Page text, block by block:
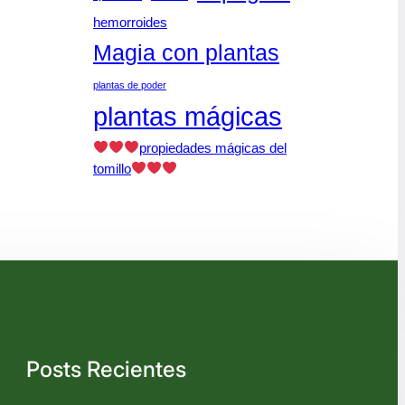
hemorroides
Magia con plantas
plantas de poder
plantas mágicas
propiedades mágicas del
tomillo
Posts Recientes